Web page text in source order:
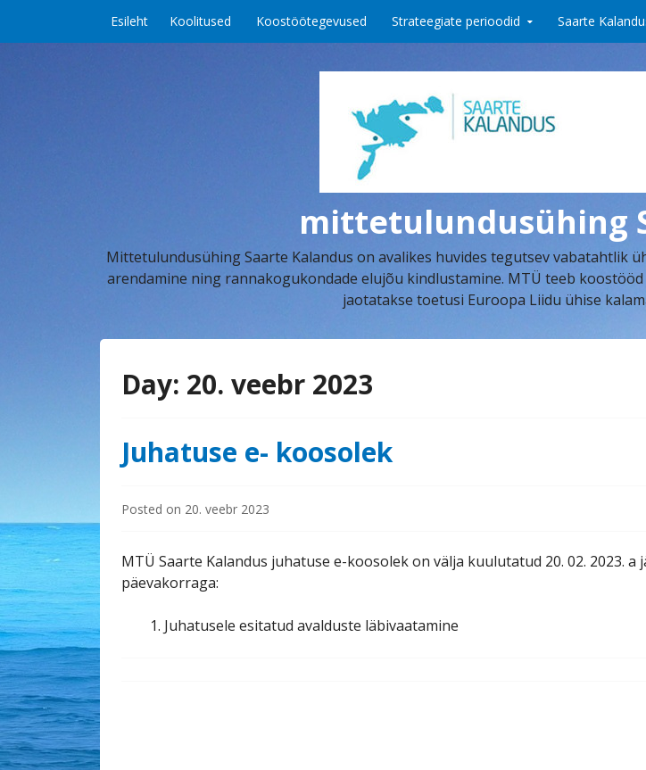
Esileht Koolitused Koostöötegevused Strateegiate perioodid Saarte
mittetulundusühing
Mittetulundusühing Saarte Kalandus on avalikes huvides tegutsev vabatahtlik
arendamine ning rannakogukondade elujõu kindlustamine. MTÜ teeb
jaotatakse toetusi Euroopa Liidu ühise
Day: 20. veebr 2023
Juhatuse e- koosolek
Posted on 20. veebr 2023
MTÜ Saarte Kalandus juhatuse e-koosolek on välja kuulutatud 20. 02. 2023. a
päevakorraga:
Juhatusele esitatud avalduste läbivaatamine